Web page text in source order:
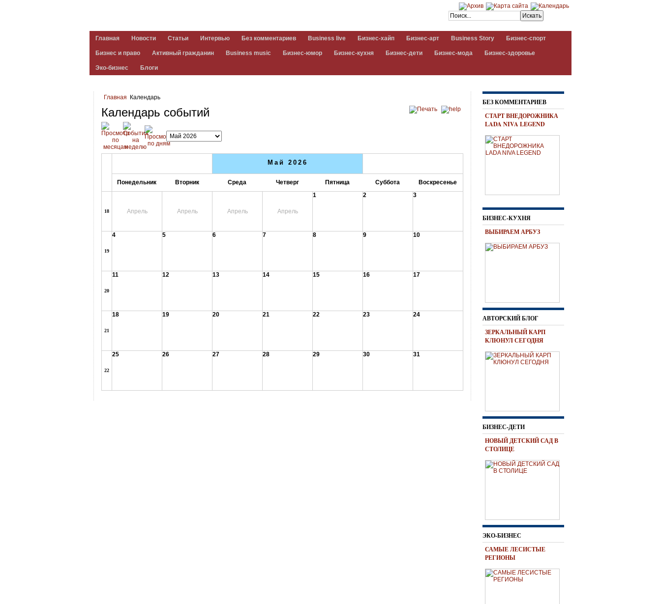
Главная Новости Статьи Интервью Без комментариев Business live Бизнес-хайп Бизнес-арт Business Story Бизнес-спорт
Бизнес и право Активный гражданин Business music Бизнес-юмор Бизнес-кухня Бизнес-дети Бизнес-мода Бизнес-здоровье
Эко-бизнес Блоги
Главная Календарь
Календарь событий
Май 2026
Понедельник Вторник Среда Четверг Пятница Суббота Воскресенье
18 Апрель Апрель Апрель Апрель
1 2 3
19
4 5 6 7 8 9 10
20
11 12 13 14 15 16 17
21
18 19 20 21 22 23 24
22
25 26 27 28 29 30 31
БЕЗ КОММЕНТАРИЕВ
СТАРТ ВНЕДОРОЖНИКА
LADA NIVA LEGEND
БИЗНЕС-КУХНЯ
ВЫБИРАЕМ АРБУЗ
АВТОРСКИЙ БЛОГ
ЗЕРКАЛЬНЫЙ КАРП
КЛЮНУЛ СЕГОДНЯ
БИЗНЕС-ДЕТИ
НОВЫЙ ДЕТСКИЙ САД В
СТОЛИЦЕ
ЭКО-БИЗНЕС
САМЫЕ ЛЕСИСТЫЕ
РЕГИОНЫ